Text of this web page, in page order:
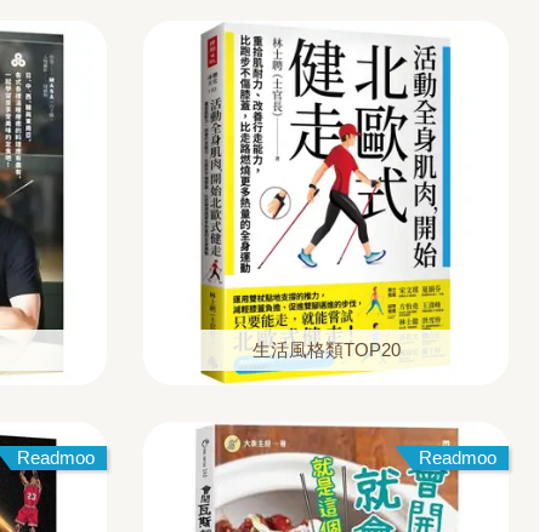
生活風格類TOP20
Readmoo Readmoo